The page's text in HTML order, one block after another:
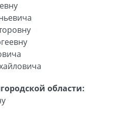
области: